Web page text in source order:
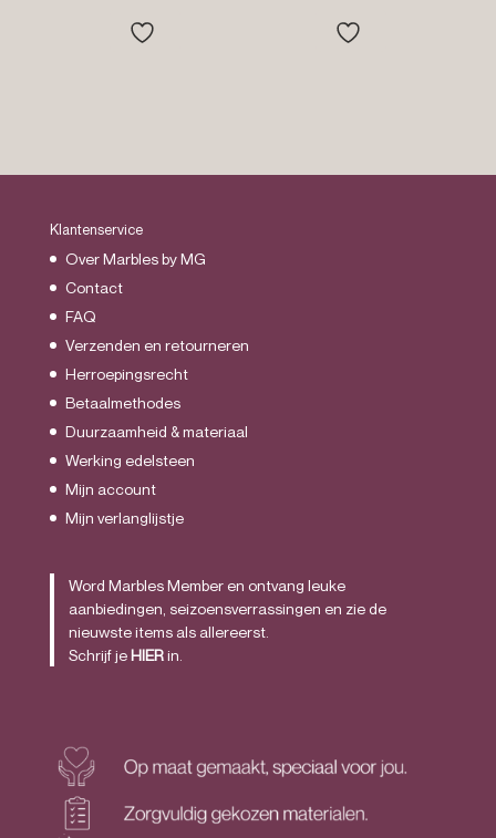
is:
Klantenservice
Over Marbles by MG
Contact
FAQ
Verzenden en retourneren
Herroepingsrecht
Betaalmethodes
Duurzaamheid & materiaal
Werking edelsteen
Mijn account
Mijn verlanglijstje
Word Marbles Member en ontvang leuke
aanbiedingen, seizoensverrassingen en zie de
nieuwste items als allereerst.
Schrijf je HIERin.